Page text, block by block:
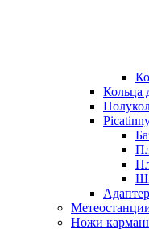
Кольца
Ножи